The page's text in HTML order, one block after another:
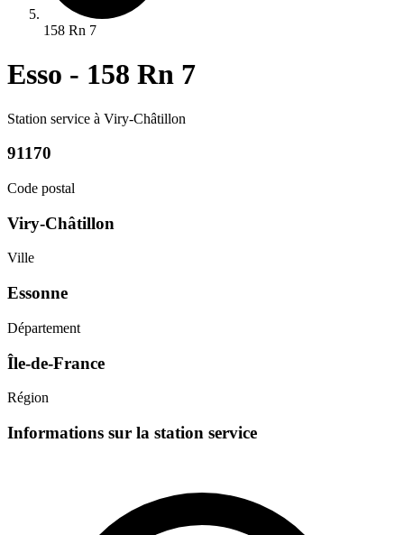
158 Rn 7
Esso - 158 Rn 7
Station service à Viry-Châtillon
91170
Code postal
Viry-Châtillon
Ville
Essonne
Département
Île-de-France
Région
Informations sur la station service